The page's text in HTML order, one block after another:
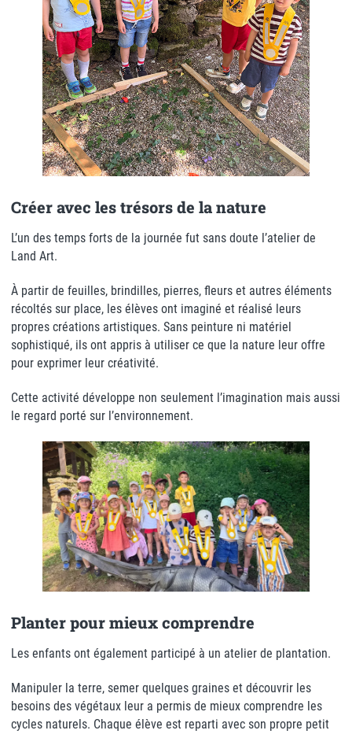
Créer avec les trésors de la nature
L’un des temps forts de la journée fut sans doute l’atelier de
Land Art.
À partir de feuilles, brindilles, pierres, fleurs et autres éléments
récoltés sur place, les élèves ont imaginé et réalisé leurs
propres créations artistiques. Sans peinture ni matériel
sophistiqué, ils ont appris à utiliser ce que la nature leur offre
pour exprimer leur créativité.
Cette activité développe non seulement l’imagination mais aussi
le regard porté sur l’environnement.
Planter pour mieux comprendre
Les enfants ont également participé à un atelier de plantation.
Manipuler la terre, semer quelques graines et découvrir les
besoins des végétaux leur a permis de mieux comprendre les
cycles naturels. Chaque élève est reparti avec son propre petit